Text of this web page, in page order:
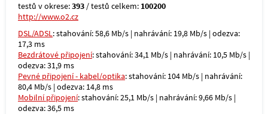
testů v okrese:393 / testů celkem: 100200
http://www.o2.cz
DSL/ADSL: stahování: 58,6 Mb/s | nahrávání: 19,8 Mb/s | odezva:
17,3 ms
Bezdrátové připojení: stahování: 34,1 Mb/s | nahrávání: 10,5 Mb/s |
odezva: 31,9 ms
Pevné připojení - kabel/optika: stahování: 104 Mb/s | nahrávání:
80,4 Mb/s | odezva: 14,8 ms
Mobilní připojení: stahování: 25,1 Mb/s | nahrávání: 9,66 Mb/s |
odezva: 36,5 ms